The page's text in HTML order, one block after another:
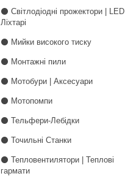
⚫ Світлодіодні прожектори | LED
Ліхтарі
⚫ Мийки високого тиску
⚫ Монтажні пили
⚫ Мотобури | Аксесуари
⚫ Мотопомпи
⚫ Тельфери-Лебідки
⚫ Точильні Станки
⚫ Тепловентилятори | Теплові
гармати